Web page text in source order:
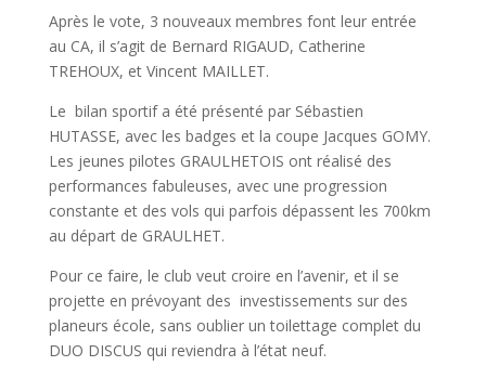
Après le vote, 3 nouveaux membres font leur entrée
au CA, il s’agit de Bernard RIGAUD, Catherine
TREHOUX, et Vincent MAILLET.
Le bilan sportif a été présenté par Sébastien
HUTASSE, avec les badges et la coupe Jacques GOMY.
Les jeunes pilotes GRAULHETOIS ont réalisé des
performances fabuleuses, avec une progression
constante et des vols qui parfois dépassent les 700km
au départ de GRAULHET.
Pour ce faire, le club veut croire en l’avenir, et il se
projette en prévoyant des investissements sur des
planeurs école, sans oublier un toilettage complet du
DUO DISCUS qui reviendra à l’état neuf.